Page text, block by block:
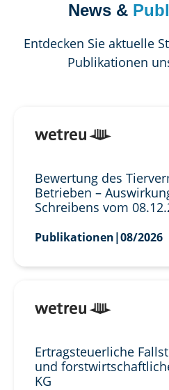
News &
Entdecken Sie aktuelle
Publikationen
Bewertung des
Betrieben –
Schreibens vom
Publikationen|08/2026
Ertragsteuerliche
und
KG